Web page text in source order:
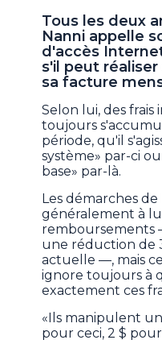
Tous les deux
Nanni appelle
d'accès
s'il peut
sa facture
Selon lui, des
toujours
période, qu'il
système» par-ci
base» par-là.
Les démarches
généralement à
remboursements
une réduction de
actuelle —, mais
ignore toujours à
exactement ces
«Ils manipulent un
pour ceci, 2 $